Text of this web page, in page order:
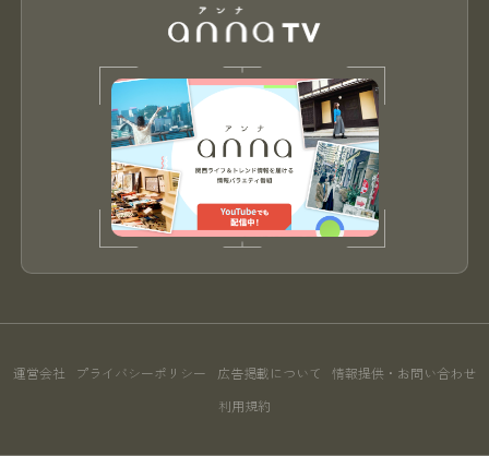
運営会社 プライバシーポリシー 広告掲載について 情報提供・お問い合わせ
利用規約